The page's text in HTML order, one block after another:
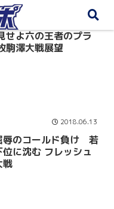
せよ六の王者のプラ
駒澤大戦展望
2018.06.13
辱のコールド負け 若
に沈む フレッシュ
戦